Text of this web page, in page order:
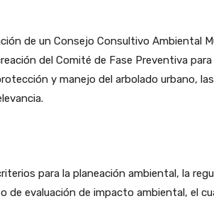
de un Consejo Consultivo Ambiental
del Comité de Fase Preventiva para
y manejo del arbolado urbano,
para la planeación ambiental, la
de evaluación de impacto ambiental, el